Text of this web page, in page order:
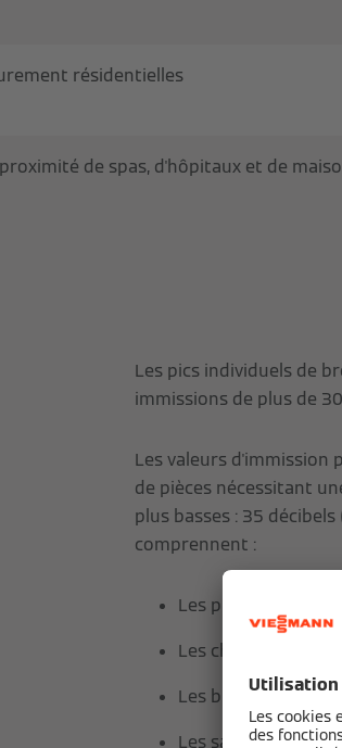
résidentielles
de spas, d'hôpitaux et de
Les pics individuels de
immissions de plus de
Les valeurs
de pièces nécessitant
plus basses : 35
comprennent :
Les pièces de
Les chambres
Les bureaux/salles
Les salles